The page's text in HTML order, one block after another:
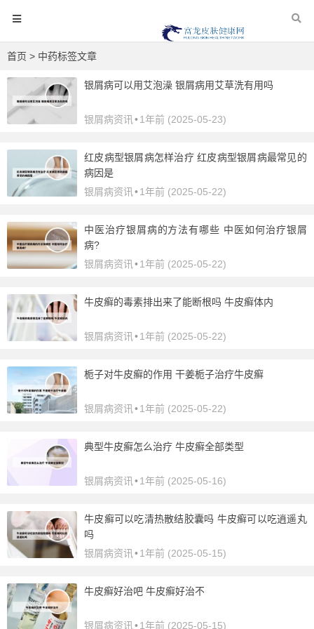
首页 > 中药标签文章
银屑病可以用艾泡澡 银屑病用艾草洗有用吗
银屑病资讯 •1年前 (2025-05-23)
红皮病型银屑病怎样治疗 红皮病型银屑病最常见的
病因是
银屑病资讯 •1年前 (2025-05-22)
中医治疗银屑病的方法有哪些 中医如何治疗银屑
病?
银屑病资讯 •1年前 (2025-05-22)
牛皮癣的毒素排出来了能断根吗 牛皮癣体内
银屑病资讯 •1年前 (2025-05-22)
栀子对牛皮癣的作用 干姜栀子治疗牛皮癣
银屑病资讯 •1年前 (2025-05-22)
典型牛皮癣怎么治疗 牛皮癣全部类型
银屑病资讯 •1年前 (2025-05-16)
牛皮癣可以吃清热散结胶囊吗 牛皮癣可以吃逍遥丸
吗
银屑病资讯 •1年前 (2025-05-15)
牛皮癣好治吧 牛皮癣好治不
银屑病资讯 •1年前 (2025-05-15)